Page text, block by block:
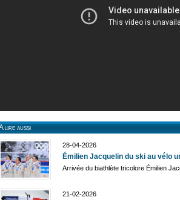
lire aussi
28-04-2026
Émilien Jacquelin du ski au vélo
Arrivée du biathlète tricolore Émilien
21-02-2026